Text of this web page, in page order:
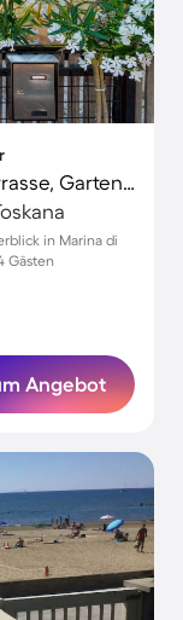
Wunderschöne Wohnung mit Terrasse, Garten und Grill | Nah am Strand
in Marina di
Gästen
Angebot